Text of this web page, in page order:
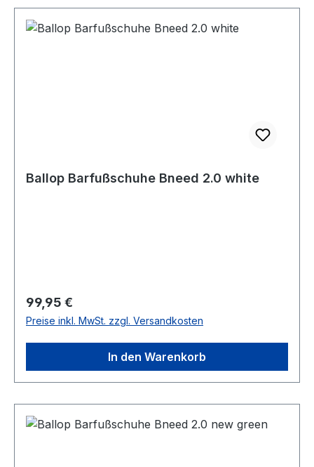
Ballop Barfußschuhe Bneed 2.0 white
Regulärer Preis:
99,95 €
Preise inkl. MwSt. zzgl. Versandkosten
In den Warenkorb